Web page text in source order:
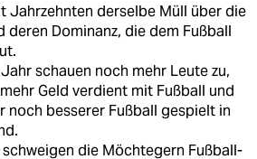
Jahrzehnten derselbe Müll über die
deren Dominanz, die dem Fußball
schauen noch mehr Leute zu,
Geld verdient mit Fußball und
noch besserer Fußball gespielt in
schweigen die Möchtegern Fußball-